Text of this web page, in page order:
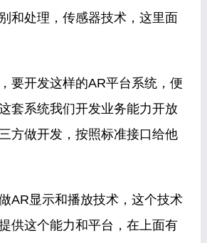
和处理，传感器技术，这里面
要开发这样的AR平台系统，便
套系统我们开发业务能力开放
方做开发，按照标准接口给他
AR显示和播放技术，这个技术
供这个能力和平台，在上面有